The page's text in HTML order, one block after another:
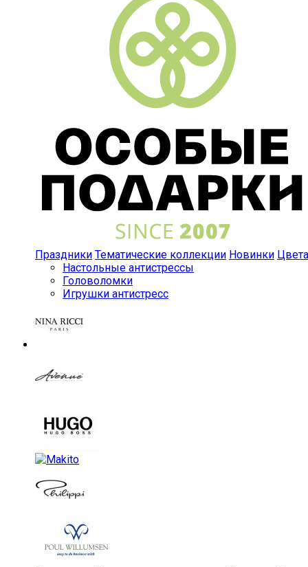
Праздники Тематические коллекции Новинки Цвета
Настольные антистрессы
Головоломки
Игрушки антистресс